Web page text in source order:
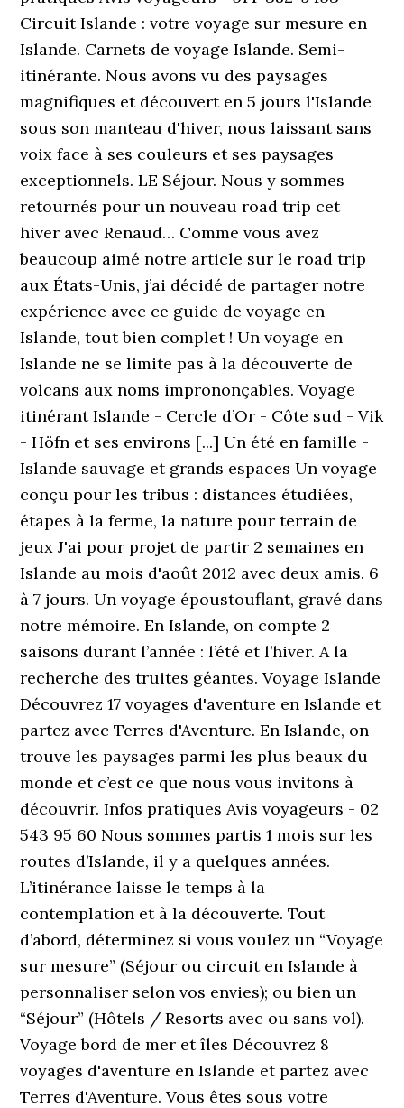
Circuit Islande : votre voyage sur mesure en
Islande. Carnets de voyage Islande. Semi-
itinérante. Nous avons vu des paysages
magnifiques et découvert en 5 jours l'Islande
sous son manteau d'hiver, nous laissant sans
voix face à ses couleurs et ses paysages
exceptionnels. LE Séjour. Nous y sommes
retournés pour un nouveau road trip cet
hiver avec Renaud… Comme vous avez
beaucoup aimé notre article sur le road trip
aux États-Unis, j’ai décidé de partager notre
expérience avec ce guide de voyage en
Islande, tout bien complet ! Un voyage en
Islande ne se limite pas à la découverte de
volcans aux noms imprononçables. Voyage
itinérant Islande - Cercle d’Or - Côte sud - Vik
- Höfn et ses environs [...] Un été en famille -
Islande sauvage et grands espaces Un voyage
conçu pour les tribus : distances étudiées,
étapes à la ferme, la nature pour terrain de
jeux J'ai pour projet de partir 2 semaines en
Islande au mois d'août 2012 avec deux amis. 6
à 7 jours. Un voyage époustouflant, gravé dans
notre mémoire. En Islande, on compte 2
saisons durant l’année : l’été et l’hiver. A la
recherche des truites géantes. Voyage Islande
Découvrez 17 voyages d'aventure en Islande et
partez avec Terres d'Aventure. En Islande, on
trouve les paysages parmi les plus beaux du
monde et c’est ce que nous vous invitons à
découvrir. Infos pratiques Avis voyageurs - 02
543 95 60 Nous sommes partis 1 mois sur les
routes d’Islande, il y a quelques années.
L’itinérance laisse le temps à la
contemplation et à la découverte. Tout
d’abord, déterminez si vous voulez un “Voyage
sur mesure” (Séjour ou circuit en Islande à
personnaliser selon vos envies); ou bien un
“Séjour” (Hôtels / Resorts avec ou sans vol).
Voyage bord de mer et îles Découvrez 8
voyages d'aventure en Islande et partez avec
Terres d'Aventure. Vous êtes sous votre